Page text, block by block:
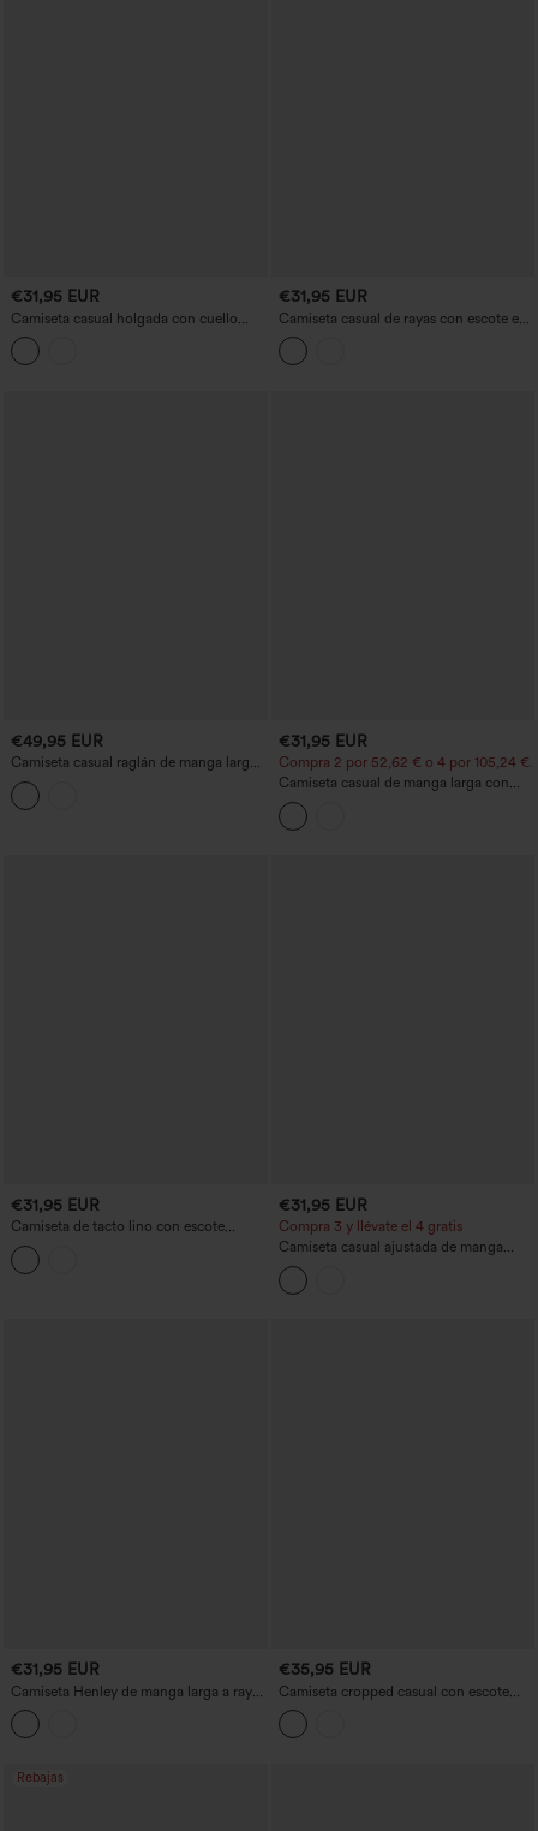
€31,95 EUR
Camiseta casual holgada con cuello
redondo, mangas murciélago y bajo
asimétrico (más corta delante, más larga
detrás).
€31,95 EUR
Camiseta casual de rayas con escote en
V y manga larga
€49,95 EUR
Camiseta casual raglán de manga larga
con cuello redondo y abertura en el
bajo, apta para pieles sensibles
€31,95 EUR
Compra 2 por 52,62 € o 4 por 105,24 €.
Camiseta casual de manga larga con
cuello en V y estampado de leopardo
€31,95 EUR
Camiseta de tacto lino con escote
cuadrado, mangas con volante y bajo
con volante
€31,95 EUR
Compra 3 y llévate el 4 gratis
Camiseta casual ajustada de manga
larga con cuello Henley acanalado
€31,95 EUR
Camiseta Henley de manga larga a rayas
con apertura para los pulgares, de estilo
casual.
€35,95 EUR
Camiseta cropped casual con escote
corazón, manga larga y aberturas para
los pulgares.
Rebajas